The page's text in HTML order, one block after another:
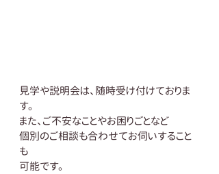
見学や説明会は、随時受け付けておりま
す。
また、ご不安なことやお困りごとなど
個別のご相談も合わせてお伺いすること
も
可能です。